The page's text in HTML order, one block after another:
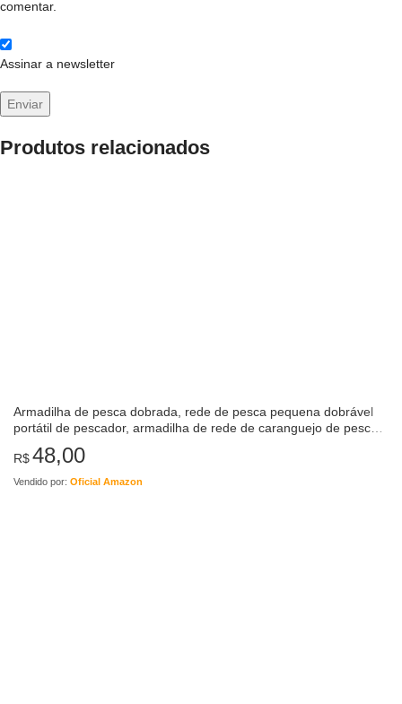
comentar.
Assinar a newsletter
Produtos relacionados
Armadilha de pesca dobrada, rede de pesca pequena dobrável
portátil de pescador, armadilha de rede de caranguejo de pesca
R$48,00
Vendido por: Oficial Amazon